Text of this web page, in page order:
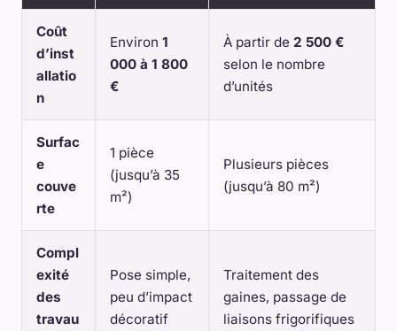
Coût
d’inst
allatio
n
Environ 1
000 à 1 800
€
À partir de 2 500 €
selon le nombre
d’unités
Surfac
e
couve
rte
1 pièce
(jusqu’à 35
m²)
Plusieurs pièces
(jusqu’à 80 m²)
Compl
exité
des
travau
Pose simple,
peu d’impact
décoratif
Traitement des
gaines, passage de
liaisons frigorifiques